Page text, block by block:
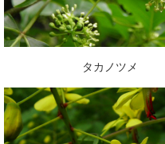
タカノツメ